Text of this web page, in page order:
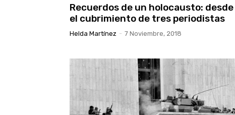
Recuerdos de un holocausto: desde
el cubrimiento de tres periodistas
Helda Martínez - 7 Noviembre, 2018